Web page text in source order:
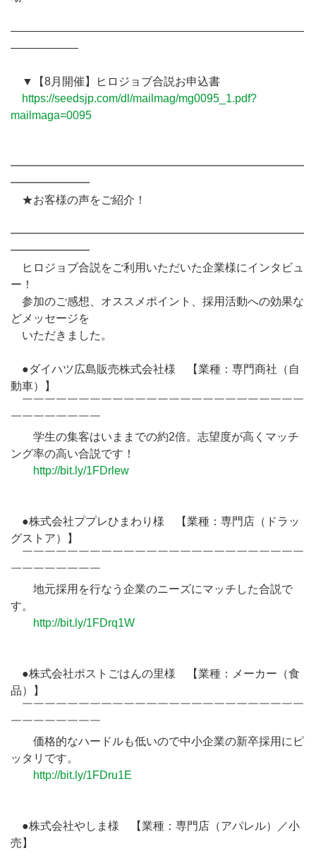
――――――――――――――――――――――――――
――――――
▼【8月開催】ヒロジョブ合説お申込書
https://seedsjp.com/dl/mailmag/mg0095_1.pdf?
mailmaga=0095
━━━━━━━━━━━━━━━━━━━━━━━━━━
━━━━━━━
★お客様の声をご紹介！
━━━━━━━━━━━━━━━━━━━━━━━━━━
━━━━━━━
ヒロジョブ合説をご利用いただいた企業様にインタビュ
ー！
参加のご感想、オススメポイント、採用活動への効果な
どメッセージを
いただきました。
●ダイハツ広島販売株式会社様 【業種：専門商社（自
動車）】
￣￣￣￣￣￣￣￣￣￣￣￣￣￣￣￣￣￣￣￣￣￣￣￣￣
￣￣￣￣￣￣￣￣
学生の集客はいままでの約2倍。志望度が高くマッチ
ング率の高い合説です！
http://bit.ly/1FDrlew
●株式会社ププレひまわり様 【業種：専門店（ドラッ
グストア）】
￣￣￣￣￣￣￣￣￣￣￣￣￣￣￣￣￣￣￣￣￣￣￣￣￣
￣￣￣￣￣￣￣￣
地元採用を行なう企業のニーズにマッチした合説で
す。
http://bit.ly/1FDrq1W
●株式会社ポストごはんの里様 【業種：メーカー（食
品）】
￣￣￣￣￣￣￣￣￣￣￣￣￣￣￣￣￣￣￣￣￣￣￣￣￣
￣￣￣￣￣￣￣￣
価格的なハードルも低いので中小企業の新卒採用にピ
ッタリです。
http://bit.ly/1FDru1E
●株式会社やしま様 【業種：専門店（アパレル）／小
売】